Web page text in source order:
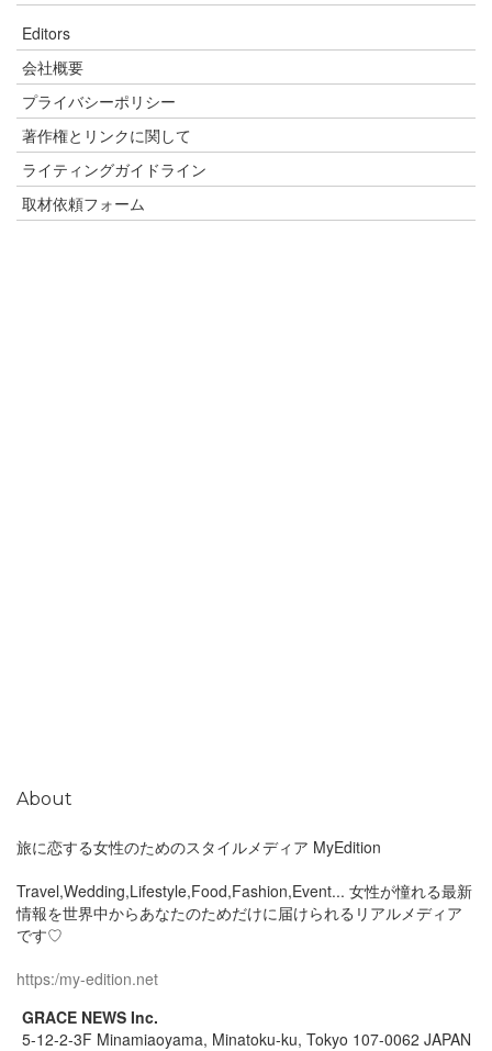
Editors
会社概要
プライバシーポリシー
著作権とリンクに関して
ライティングガイドライン
取材依頼フォーム
About
旅に恋する女性のためのスタイルメディア MyEdition
Travel,Wedding,Lifestyle,Food,Fashion,Event... 女性が憧れる最新
情報を世界中からあなたのためだけに届けられるリアルメディア
です♡
https:/my-edition.net
GRACE NEWS Inc.
5-12-2-3F Minamiaoyama, Minatoku-ku, Tokyo 107-0062 JAPAN